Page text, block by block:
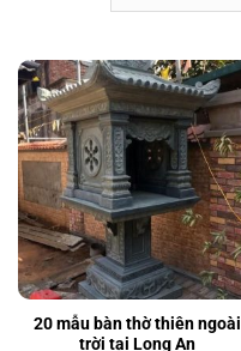
20 mẫu bàn thờ thiên ngoài
trời tại Long An